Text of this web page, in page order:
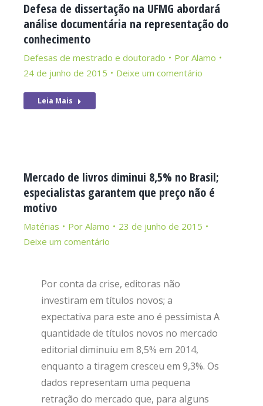
Defesa de dissertação na UFMG abordará
análise documentária na representação do
conhecimento
Defesas de mestrado e doutorado Por Alamo
24 de junho de 2015
Deixe um comentário
Leia Mais
Mercado de livros diminui 8,5% no Brasil;
especialistas garantem que preço não é
motivo
Matérias Por Alamo
23 de junho de 2015
Deixe um comentário
Por conta da crise, editoras não
investiram em títulos novos; a
expectativa para este ano é pessimista A
quantidade de títulos novos no mercado
editorial diminuiu em 8,5% em 2014,
enquanto a tiragem cresceu em 9,3%. Os
dados representam uma pequena
retração do mercado que, para alguns